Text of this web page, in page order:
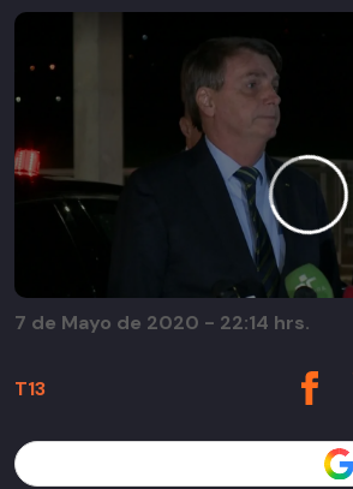
T13
7 de Mayo de 2020 - 22:14 hrs.